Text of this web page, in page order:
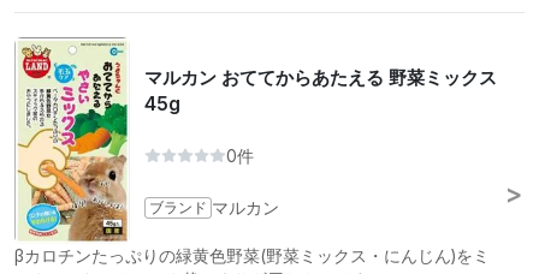
マルカン おててからあたえる 野菜ミックス
45g
0件
ブランド マルカン
βカロチンたっぷりの緑黄色野菜(野菜ミックス・にんじん)をミ